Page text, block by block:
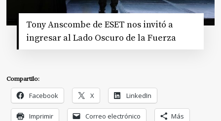
Tony Anscombe de ESET nos invitó a
ingresar al Lado Oscuro de la Fuerza
Compartilo:
Facebook X LinkedIn
Imprimir Correo electrónico Más